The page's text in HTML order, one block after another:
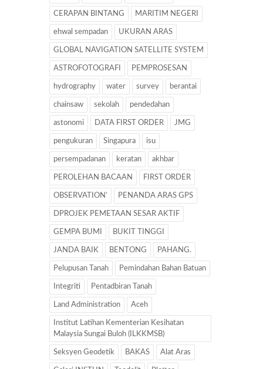
CERAPAN BINTANG MARITIM NEGERI
ehwal sempadan UKURAN ARAS
GLOBAL NAVIGATION SATELLITE SYSTEM
ASTROFOTOGRAFI PEMPROSESAN
hydrography water survey berantai
chainsaw sekolah pendedahan
astonomi DATA FIRST ORDER JMG
pengukuran Singapura isu
persempadanan keratan akhbar
PEROLEHAN BACAAN FIRST ORDER
OBSERVATION’ PENANDA ARAS GPS
DPROJEK PEMETAAN SESAR AKTIF
GEMPA BUMI BUKIT TINGGI
JANDA BAIK BENTONG PAHANG.
Pelupusan Tanah Pemindahan Bahan Batuan
Integriti Pentadbiran Tanah
Land Administration Aceh
Institut Latihan Kementerian Kesihatan
Malaysia Sungai Buloh (ILKKMSB)
Seksyen Geodetik BAKAS Alat Aras